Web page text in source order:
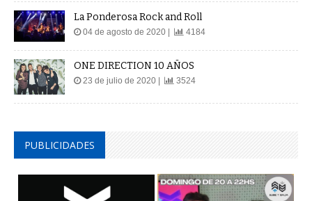
La Ponderosa Rock and Roll
04 de agosto de 2020 | 4184
ONE DIRECTION 10 AÑOS
23 de julio de 2020 | 3524
PUBLICIDADES